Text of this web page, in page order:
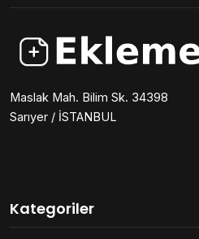
Maslak Mah. Bilim Sk. 34398
Sarıyer / İSTANBUL
Kategoriler